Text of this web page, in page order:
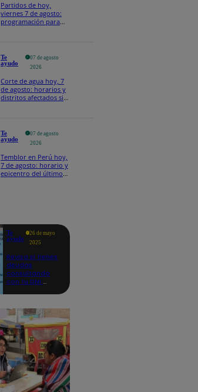
Partidos de hoy,
viernes 7 de agosto:
programación para
Te
ayudo
07 de agosto
2026
Corte de agua hoy, 7
de agosto: horarios y
distritos afectados sin
Te
ayudo
07 de agosto
2026
Temblor en Perú hoy,
7 de agosto: horario y
epicentro del último
Te
ayudo
26 de mayo
2025
Revisa si tienes
deudas
consultando
con tu DNI:
detalles